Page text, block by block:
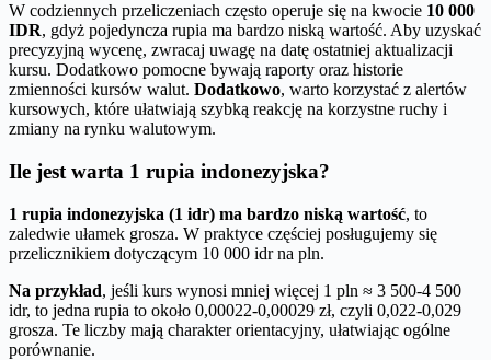
W codziennych przeliczeniach często operuje się na kwocie 10 000
IDR, gdyż pojedyncza rupia ma bardzo niską wartość. Aby uzyskać
precyzyjną wycenę, zwracaj uwagę na datę ostatniej aktualizacji
kursu. Dodatkowo pomocne bywają raporty oraz historie
zmienności kursów walut. Dodatkowo, warto korzystać z alertów
kursowych, które ułatwiają szybką reakcję na korzystne ruchy i
zmiany na rynku walutowym.
Ile jest warta 1 rupia indonezyjska?
1 rupia indonezyjska (1 idr) ma bardzo niską wartość, to
zaledwie ułamek grosza. W praktyce częściej posługujemy się
przelicznikiem dotyczącym 10 000 idr na pln.
Na przykład, jeśli kurs wynosi mniej więcej 1 pln ≈ 3 500-4 500
idr, to jedna rupia to około 0,00022-0,00029 zł, czyli 0,022-0,029
grosza. Te liczby mają charakter orientacyjny, ułatwiając ogólne
porównanie.